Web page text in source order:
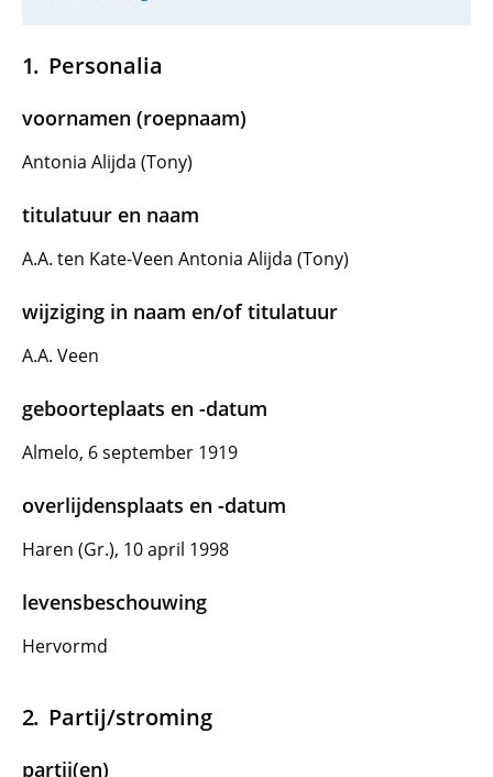
Personalia
voornamen (roepnaam)
Antonia Alijda (Tony)
titulatuur en naam
A.A. ten Kate-Veen Antonia Alijda (Tony)
wijziging in naam en/of titulatuur
A.A. Veen
geboorteplaats en -datum
Almelo, 6 september 1919
overlijdensplaats en -datum
Haren (Gr.), 10 april 1998
levensbeschouwing
Hervormd
Partij/stroming
partij(en)